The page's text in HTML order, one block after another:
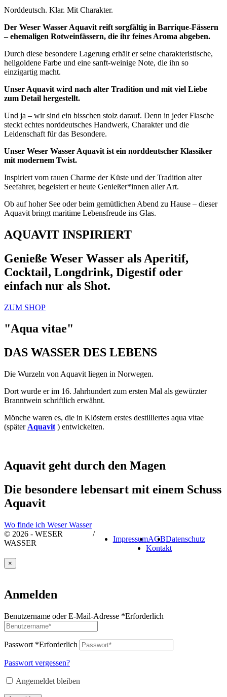
Norddeutsch. Klar. Mit Charakter.
Der Weser Wasser Aquavit reift sorgfältig in Barrique-Fässern
– ehemaligen Rotweinfässern, die ihr feines Aroma abgeben.
Durch diese besondere Lagerung erhält er seine charakteristische,
hellgoldene Farbe und eine sanft-weinige Note, die ihn so
einzigartig macht.
Unser Aquavit wird nach alter Tradition und mit viel Liebe
zum Detail hergestellt.
Und ja – wir sind ein bisschen stolz darauf. Denn in jeder Flasche
steckt echtes norddeutsches Handwerk, Charakter und die
Leidenschaft für das Besondere.
Unser Weser Wasser Aquavit ist ein norddeutscher Klassiker
mit modernem Twist.
Inspiriert vom rauen Charme der Küste und der Tradition alter
Seefahrer, begeistert er heute Genießer*innen aller Art.
Ob auf hoher See oder beim gemütlichen Abend zu Hause – dieser
Aquavit bringt maritime Lebensfreude ins Glas.
AQUAVIT INSPIRIERT
Genieße Weser Wasser als Aperitif,
Cocktail, Longdrink, Digestif oder
einfach nur als Shot.
ZUM SHOP
"Aqua vitae"
DAS WASSER DES LEBENS
Die Wurzeln von Aquavit liegen in Norwegen.
Dort wurde er im 16. Jahrhundert zum ersten Mal als gewürzter
Branntwein schriftlich erwähnt.
Mönche waren es, die in Klöstern erstes destilliertes aqua vitae
(später Aquavit ) entwickelten.
Aquavit geht durch den Magen
Die besondere lebensart mit einem Schuss
Aquavit
Wo finde ich Weser Wasser
© 2026 - WESER
WASSER
/
ImpressumAGBDatenschutz
Kontakt
×
Anmelden
Benutzername oder E-Mail-Adresse *Erforderlich
Passwort *Erforderlich
Passwort vergessen?
Angemeldet bleiben